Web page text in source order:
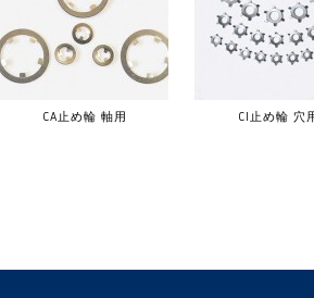
CA止め輪 軸用 CI止め輪 穴